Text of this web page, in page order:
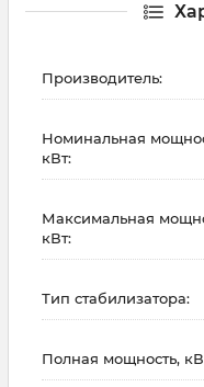
Производитель:
Номинальная
кВт:
Максимальная
кВт:
Тип стабилизатора:
Полная мощность,